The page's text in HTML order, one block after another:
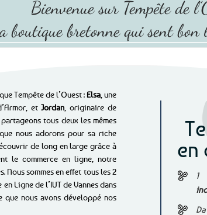
Bienvenue sur Tempête de
boutique bretonne qui sent
Tempête de l’Ouest : Elsa , une
etJordan , originaire de
tous deux les mêmes
nous adorons pour sa riche
de long en large grâce à
le commerce en ligne, notre
Nous sommes en effet tous les 2
Ligne de l’IUT de Vannes dans
nous avons développé nos
en
1